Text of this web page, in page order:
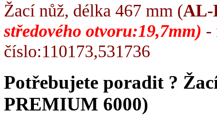
Žací nůž, délka 467 mm (AL-
středového otvoru:19,7mm) -
číslo:110173,531736
Potřebujete poradit ?
PREMIUM 6000)